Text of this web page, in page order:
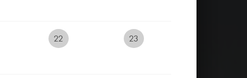
22 23